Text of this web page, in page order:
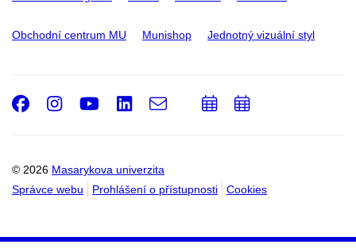
Obchodní centrum MU Munishop Jednotný vizuální styl
© 2026 Masarykova univerzita
Správce webu
Prohlášení o přístupnosti Cookies
Facebook
Instagram
Youtube
LinkedIn
e-
PřidatPřidat